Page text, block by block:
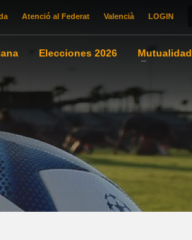
Atenció al Federat Valencià LOGIN
Elecciones 2026
Mutualidad